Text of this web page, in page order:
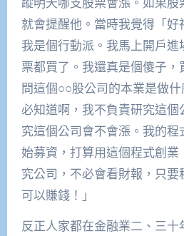
就會提醒他。當時我覺得「好
我是個行動派。我馬上開戶
票都買了。我還真是個傻子
問這個○○股公司的本業是做
必知道啊，我不負責研究這
究這個公司會不會漲。我的
始募資，打算用這個程式創
究公司，不必會看財報，只
可以賺錢！」
反正人家都在金融業二、三